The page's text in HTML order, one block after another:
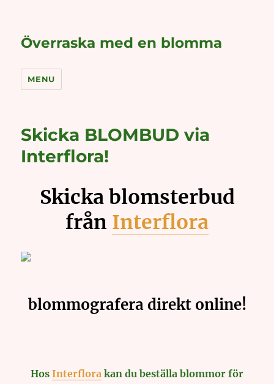
Överraska med en blomma
MENU
Skicka BLOMBUD via
Interflora!
Skicka blomsterbud
från Interflora
blommografera direkt online!
Hos Interflora kan du beställa blommor för